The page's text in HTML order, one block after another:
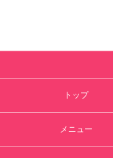
トップ
メニュー